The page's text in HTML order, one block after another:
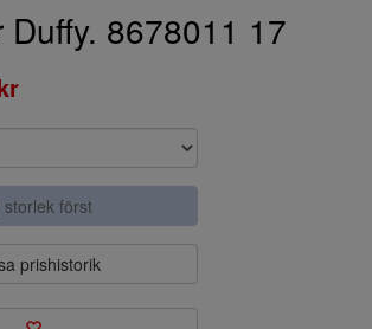
Duffy. 8678011 17
storlek först
prishistorik